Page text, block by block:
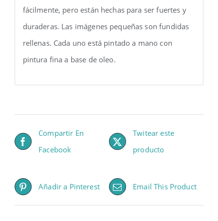
fácilmente, pero están hechas para ser fuertes y
duraderas. Las imágenes pequeñas son fundidas
rellenas. Cada uno está pintado a mano con
pintura fina a base de oleo.
Compartir En
Facebook
Twitear este
producto
Añadir a Pinterest Email This Product